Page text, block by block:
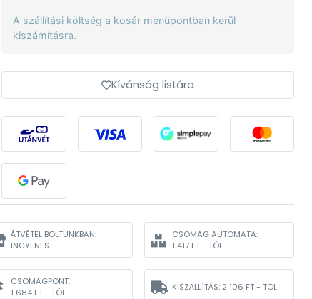
A szállítási költség a kosár menüpontban kerül
kiszámításra.
Kívánság listára
ÁTVÉTEL BOLTUNKBAN:
INGYENES
CSOMAG AUTOMATA:
1 417 FT - TÓL
CSOMAGPONT:
1 684 FT - TÓL
KISZÁLLÍTÁS: 2 106 FT - TÓL